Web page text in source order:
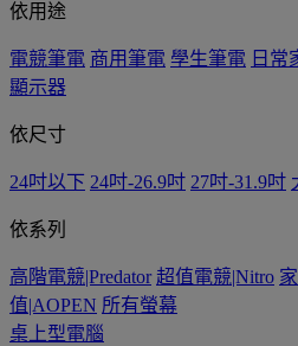
依用途
電競筆電 商用筆電 學生筆電 日常
顯示器
依尺寸
24吋以下 24吋-26.9吋 27吋-31.9吋
依系列
高階電競|Predator 超值電競|Nitro
值|AOPEN 所有螢幕
桌上型電腦